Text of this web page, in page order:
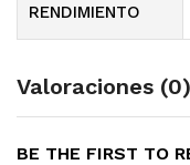
RENDIMIENTO
Valoraciones (0)
BE THE FIRST TO